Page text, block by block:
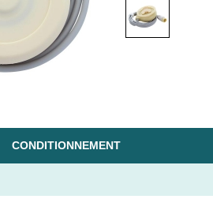
CONDITIONNEMENT